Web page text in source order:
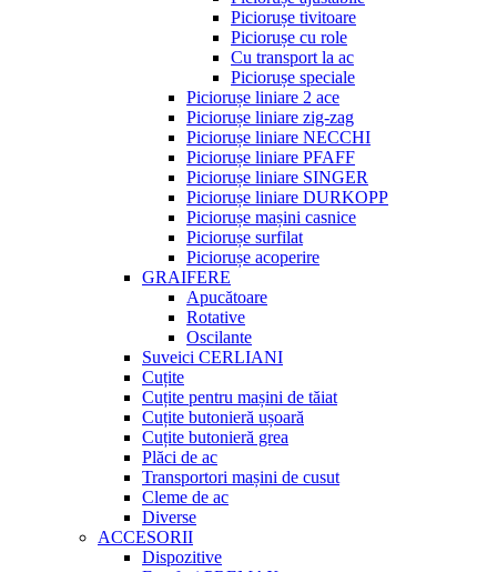
Piciorușe tivitoare
Piciorușe cu role
Cu transport la ac
Piciorușe speciale
Piciorușe liniare 2 ace
Piciorușe liniare zig-zag
Piciorușe liniare NECCHI
Piciorușe liniare PFAFF
Piciorușe liniare SINGER
Piciorușe liniare DURKOPP
Piciorușe mașini casnice
Piciorușe surfilat
Piciorușe acoperire
GRAIFERE
Apucătoare
Rotative
Oscilante
Suveici CERLIANI
Cuțite
Cuțite pentru mașini de tăiat
Cuțite butonieră ușoară
Cuțite butonieră grea
Plăci de ac
Transportori mașini de cusut
Cleme de ac
Diverse
ACCESORII
Dispozitive